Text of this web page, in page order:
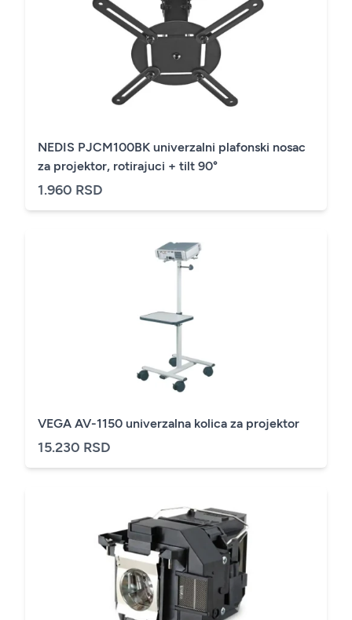
NEDIS PJCM100BK univerzalni plafonski nosac
za projektor, rotirajuci + tilt 90°
1.960 RSD
VEGA AV-1150 univerzalna kolica za projektor
15.230 RSD